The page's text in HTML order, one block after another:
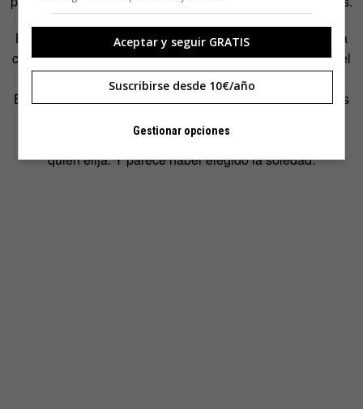
La Constitución de Brasil es especialmente proteccionista
con los derechos de los indígenas. Su título VII consagra el
derecho a sus tierras y la inalienabilidad de las mismas.
Basándose en estos preceptos, las autoridades brasileñas
hombre más solitario del mundo han decidido que sea él
quien elija. Y parece haber elegido la soledad.
Aceptar y seguir GRATIS
Suscribirse desde 10€/año
Gestionar opciones